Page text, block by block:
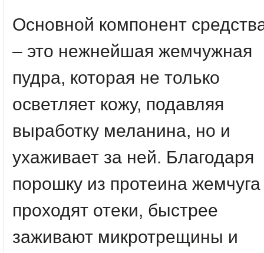
Основной компонент
– это нежнейшая жемчужная
пудра, которая не только
осветляет кожу, подавляя
выработку меланина, но и
ухаживает за ней. Благодаря
порошку из протеина жемчуга
проходят отеки, быстрее
заживают микротрещины и